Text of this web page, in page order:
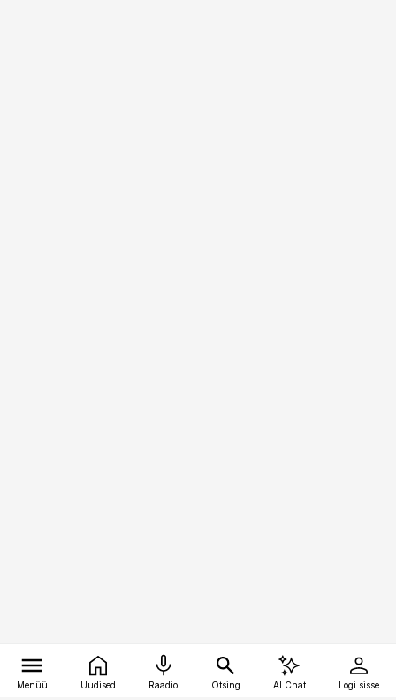
Menüü Uudised Raadio Otsing AI Chat Logi sisse